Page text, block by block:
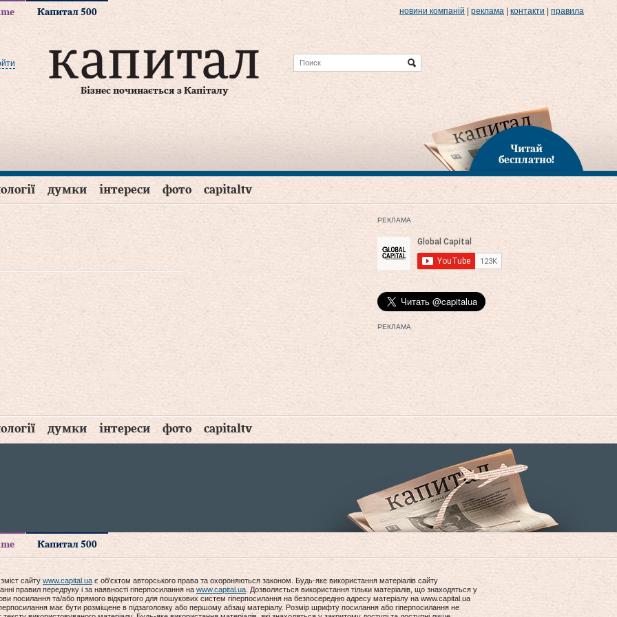
Капитал 500 новини компаній реклама контакти правила
Бізнес починається з Капіталу
Читай
бесплатно!
думки інтереси фото capitaltv
РЕКЛАМА
РЕКЛАМА
думки інтереси фото capitaltv
Капитал 500
сайту www.capital.ua є об'єктом авторського права та охороняються законом. Будь-яке використання матеріалів сайту
правил передруку і за наявності гіперпосилання на www.capital.ua . Дозволяється використання тільки матеріалів, що знаходяться у
посилання та/або прямого відкритого для пошукових систем гіперпосилання на безпосередню адресу матеріалу на www.capital.ua
має бути розміщене в підзаголовку або першому абзаці матеріалу. Розмір шрифту посилання або гіперпосилання не